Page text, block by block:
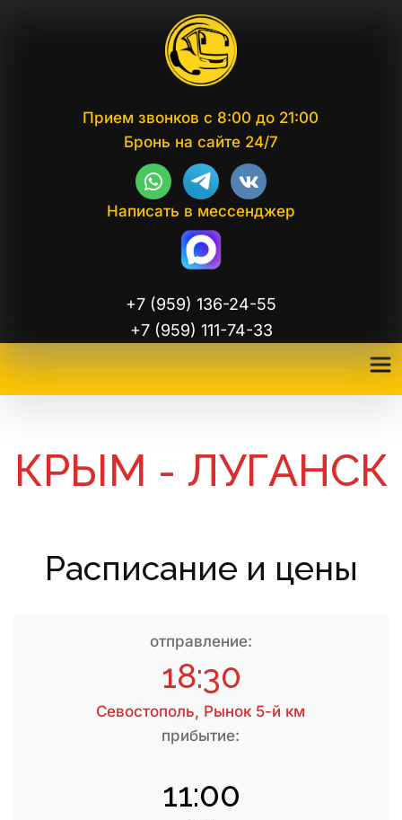
Прием звонков с 8:00 до 21:00
Бронь на сайте 24/7
Написать в мессенджер
+7 (959) 136-24-55
+7 (959) 111-74-33
КРЫМ - ЛУГАНСК
Расписание и цены
отправление:
18:30
Севостополь, Рынок 5-й км
прибытие:
11:00